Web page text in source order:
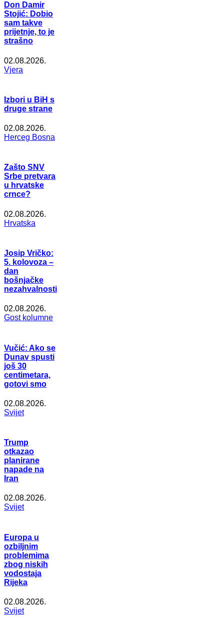
Don Damir
Stojić: Dobio
sam takve
prijetnje, to je
strašno
02.08.2026.
Vjera
Izbori u BiH s
druge strane
02.08.2026.
Herceg Bosna
Zašto SNV
Srbe pretvara
u hrvatske
crnce?
02.08.2026.
Hrvatska
Josip Vričko:
5. kolovoza –
dan
bošnjačke
nezahvalnosti
02.08.2026.
Gost kolumne
Vučić: Ako se
Dunav spusti
još 30
centimetara,
gotovi smo
02.08.2026.
Svijet
Trump
otkazao
planirane
napade na
Iran
02.08.2026.
Svijet
Europa u
ozbiljnim
problemima
zbog niskih
vodostaja
Rijeka
02.08.2026.
Svijet